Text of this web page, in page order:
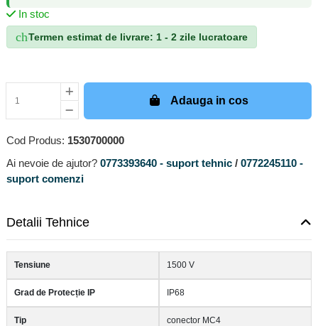
Adauga in cos
In stoc
check_circle
Termen estimat de livrare: 1 - 2 zile lucratoare
Cod Produs: 1530700000
Ai nevoie de ajutor? 0773393640 - suport tehnic / 0772245110 -
suport comenzi
Detalii Tehnice
Tensiune 1500 V
Grad de Protecție IP IP68
Tip conector MC4